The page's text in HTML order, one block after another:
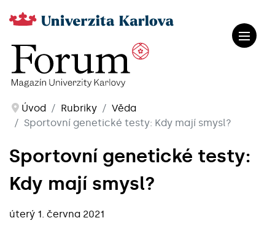
Úvod Rubriky
Věda
Sportovní genetické testy: Kdy mají smysl?
Sportovní genetické testy:
Kdy mají smysl?
úterý 1. června 2021